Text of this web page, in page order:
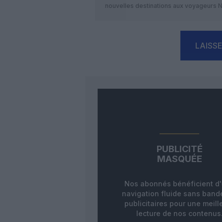
nouvelles destinations aux voyageurs
PUBLICITÉ
MASQUÉE
Nos abonnés bénéficient
navigation fluide sans
publicitaires pour une
lecture de nos contenus.